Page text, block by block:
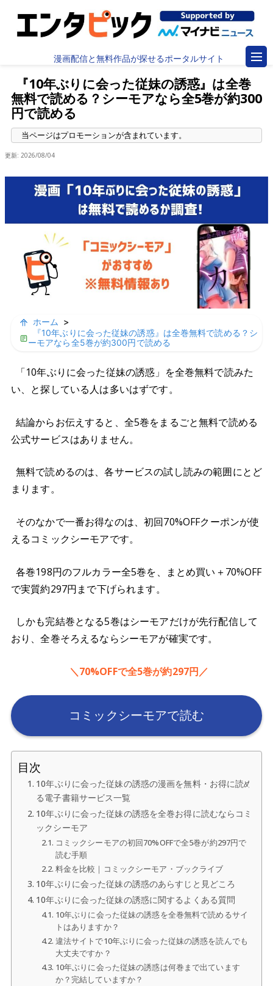
漫画配信と無料作品が探せるポータルサイト
『10年ぶりに会った従妹の誘惑』は全巻
無料で読める？シーモアなら全5巻が約300
円で読める
更新: 2026/08/04
ホーム
>
『10年ぶりに会った従妹の誘惑』は全巻無料で読める？シ
ーモアなら全5巻が約300円で読める
「10年ぶりに会った従妹の誘惑」を全巻無料で読みた
い、と探している人は多いはずです。
結論からお伝えすると、全5巻をまるごと無料で読める
公式サービスはありません。
無料で読めるのは、各サービスの試し読みの範囲にとど
まります。
そのなかで一番お得なのは、初回70%OFFクーポンが使
えるコミックシーモアです。
各巻198円のフルカラー全5巻を、まとめ買い＋70%OFF
で実質約297円まで下げられます。
しかも完結巻となる5巻はシーモアだけが先行配信して
おり、全巻そろえるならシーモアが確実です。
＼70%OFFで全5巻が約297円／
コミックシーモアで読む
目次
10年ぶりに会った従妹の誘惑の漫画を無料・お得に読め
る電子書籍サービス一覧
10年ぶりに会った従妹の誘惑を全巻お得に読むならコミ
ックシーモア
コミックシーモアの初回70%OFFで全5巻が約297円で
読む手順
料金を比較｜コミックシーモア・ブックライブ
10年ぶりに会った従妹の誘惑のあらすじと見どころ
10年ぶりに会った従妹の誘惑に関するよくある質問
10年ぶりに会った従妹の誘惑を全巻無料で読めるサイ
トはありますか？
違法サイトで10年ぶりに会った従妹の誘惑を読んでも
大丈夫ですか？
10年ぶりに会った従妹の誘惑は何巻まで出ています
か？完結していますか？